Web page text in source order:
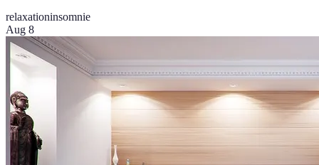
relaxationinsomnie
Aug 8